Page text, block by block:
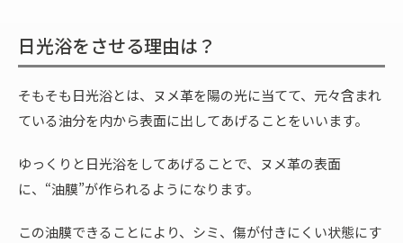
日光浴をさせる理由は？
そもそも日光浴とは、ヌメ革を陽の光に当てて、元々含まれ
ている油分を内から表面に出してあげることをいいます。
ゆっくりと日光浴をしてあげることで、ヌメ革の表面
に、“油膜”が作られるようになります。
この油膜できることにより、シミ、傷が付きにくい状態にす